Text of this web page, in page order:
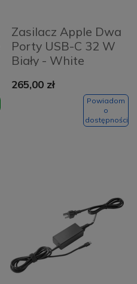
Zasilacz Apple Dwa
Porty USB-C 32 W
Biały - White
265,00 zł
Powiadom
o
dostępności